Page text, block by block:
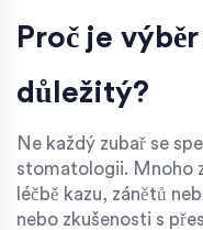
Proč je
důležitý?
Ne každý zubař se
stomatologii. Mnoho
léčbě kazu, zánětů
nebo zkušenosti s